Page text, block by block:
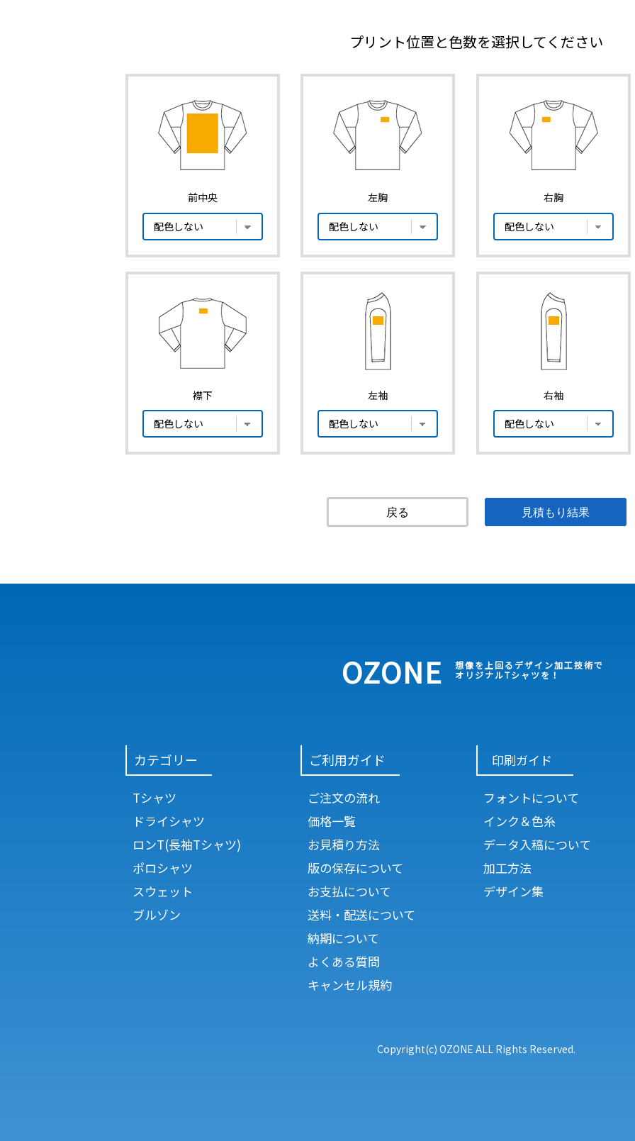
プリント位置と色数を選択してください
前中央 左胸 右胸
襟下 左袖 右袖
戻る
OZONE
想像を上回るデザイン加工技術で
オリジナルTシャツを！
カテゴリー
Tシャツ
ドライシャツ
ロンT(長袖Tシャツ)
ポロシャツ
スウェット
ブルゾン
ご利用ガイド
ご注文の流れ
価格一覧
お見積り方法
版の保存について
お支払について
送料・配送について
納期について
よくある質問
キャンセル規約
印刷ガイド
フォントについて
インク＆色糸
データ入稿について
加工方法
デザイン集
Copyright(c) OZONE ALL Rights Reserved.